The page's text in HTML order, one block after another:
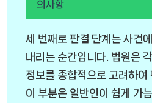
의사항
세 번째로 판결 단계는 사건
내리는 순간입니다. 법원은
정보를 종합적으로 고려하여
이 부분은 일반인이 쉽게 가